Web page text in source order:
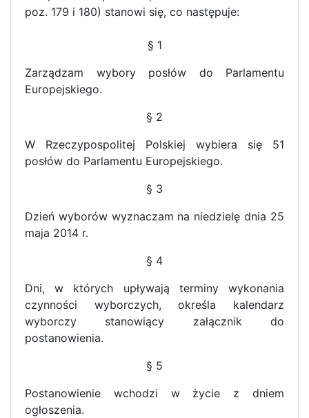
poz. 179 i 180) stanowi się, co następuje:
§ 1
Zarządzam wybory posłów do Parlamentu
Europejskiego.
§ 2
W Rzeczypospolitej Polskiej wybiera się 51
posłów do Parlamentu Europejskiego.
§ 3
Dzień wyborów wyznaczam na niedzielę dnia 25
maja 2014 r.
§ 4
Dni, w których upływają terminy wykonania
czynności wyborczych, określa kalendarz
wyborczy stanowiący załącznik do
postanowienia.
§ 5
Postanowienie wchodzi w życie z dniem
ogłoszenia.